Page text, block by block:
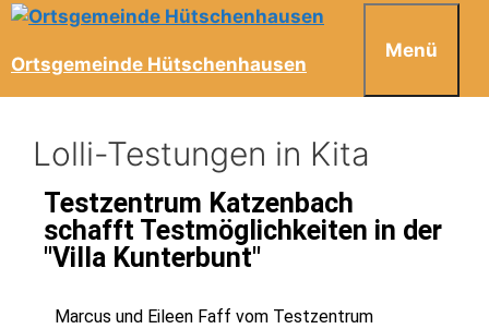
Ortsgemeinde Hütschenhausen
Menü
Lolli-Testungen in Kita
Testzentrum Katzenbach
schafft Testmöglichkeiten in der
"Villa Kunterbunt"
Marcus und Eileen Faff vom Testzentrum